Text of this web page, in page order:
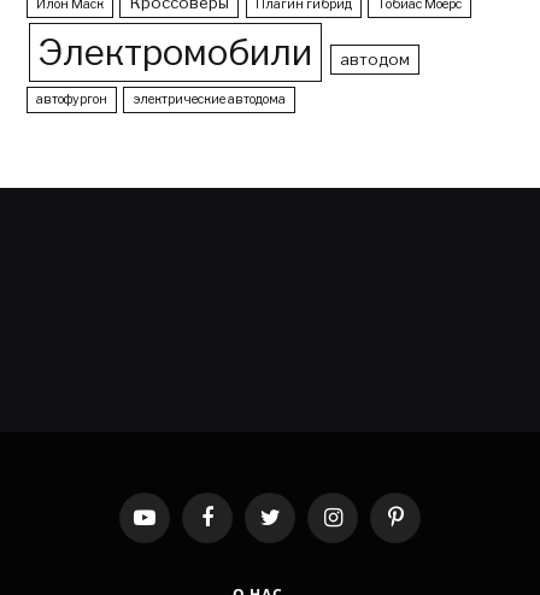
Илон Маск Плагин гибрид Тобиас Моерс
Электромобили автодом
автофургон электрические автодома
YouTubeFacebookTwitter InstagramPinterest